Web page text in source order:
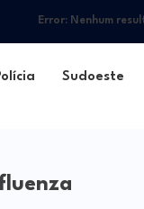
Error:Nenhum
Sudoeste